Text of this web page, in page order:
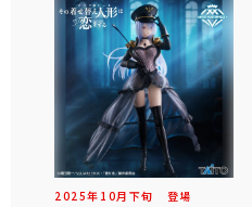
2025年 10月 下旬 登場